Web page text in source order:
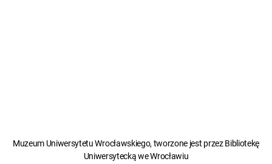
Muzeum Uniwersytetu Wrocławskiego, tworzone jest przez Bibliotekę
Uniwersytecką we Wrocławiu